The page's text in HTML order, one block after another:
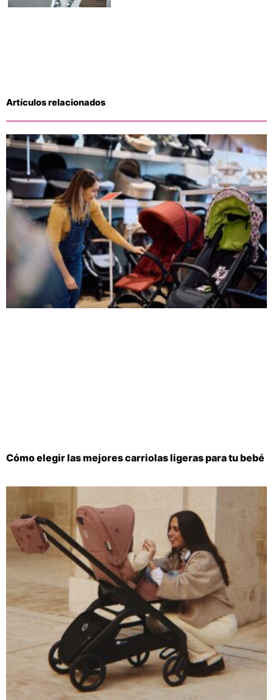
Artículos relacionados
Cómo elegir las mejores carriolas ligeras para tu bebé